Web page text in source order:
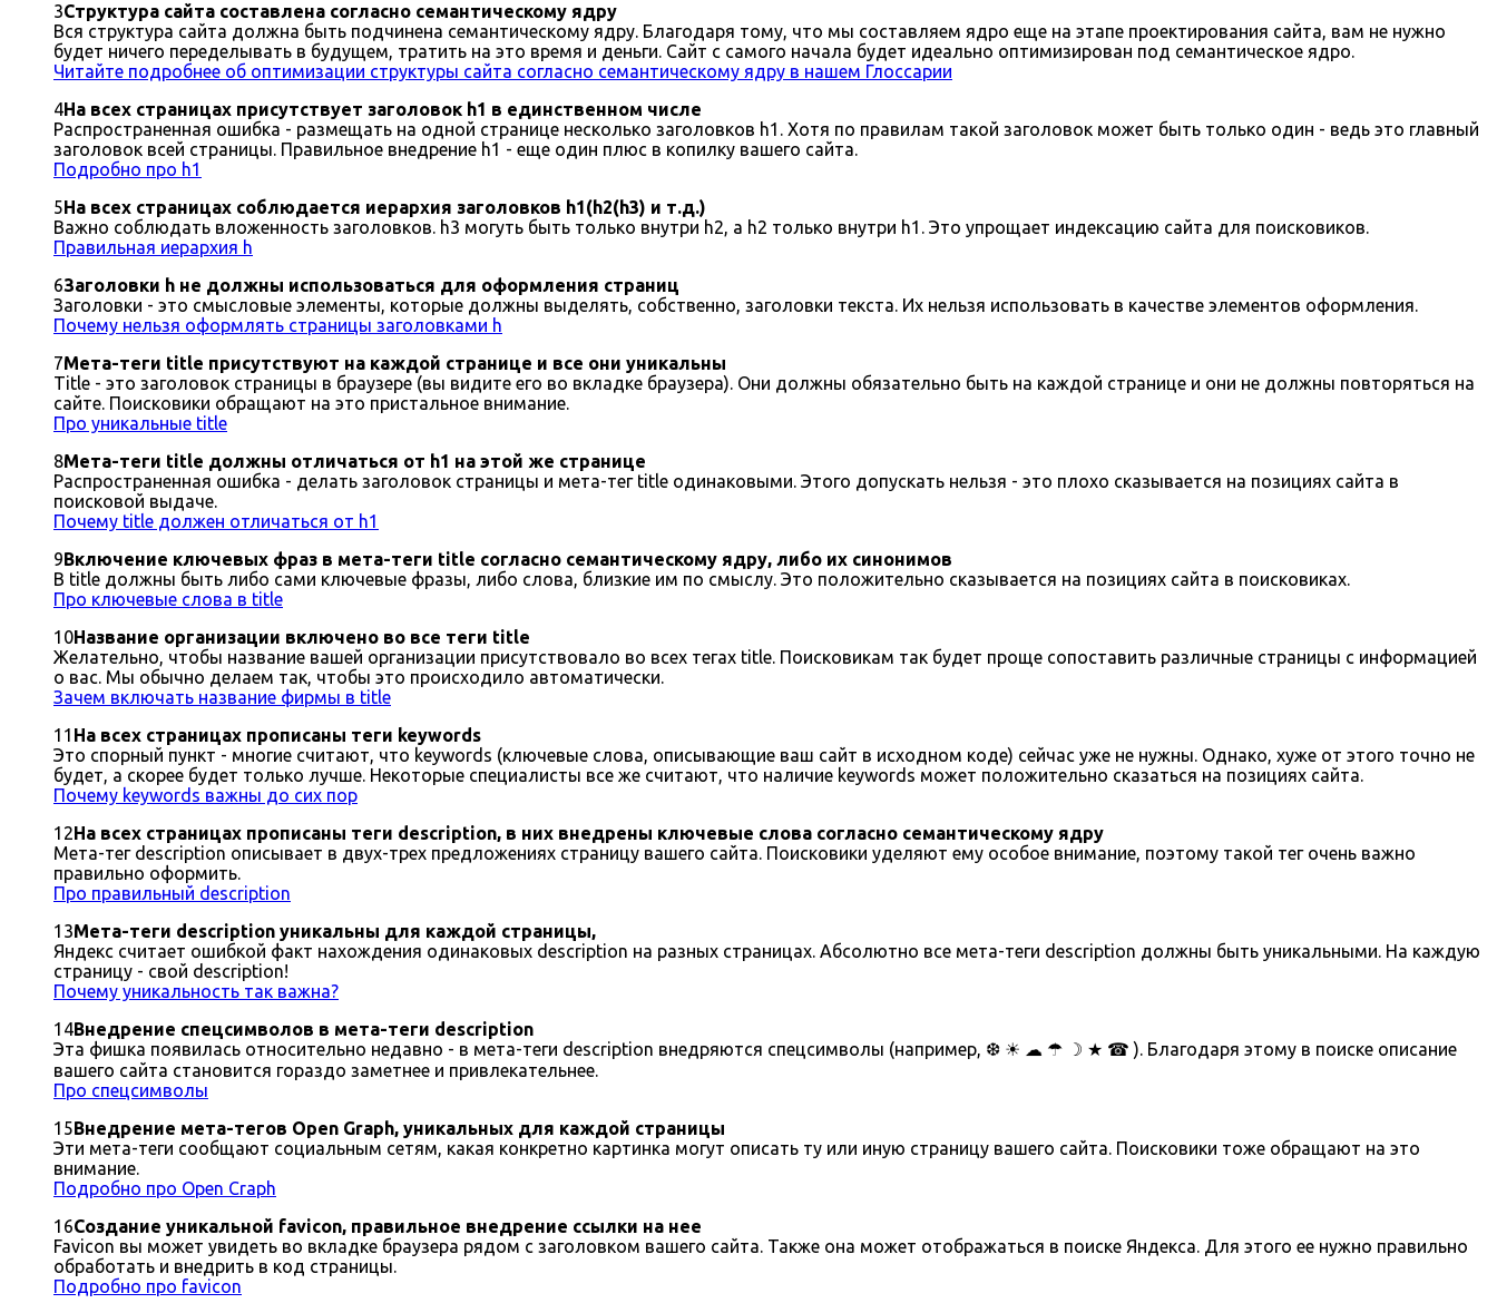
3Структура сайта составлена согласно семантическому ядру
Вся структура сайта должна быть подчинена семантическому ядру. Благодаря тому, что мы составляем ядро еще на этапе проектирования сайта, вам не нужно
будет ничего переделывать в будущем, тратить на это время и деньги. Сайт с самого начала будет идеально оптимизирован под семантическое ядро.
Читайте подробнее об оптимизации структуры сайта согласно семантическому ядру в нашем Глоссарии
4На всех страницах присутствует заголовок h1 в единственном числе
Распространенная ошибка - размещать на одной странице несколько заголовков h1. Хотя по правилам такой заголовок может быть только один - ведь это главный
заголовок всей страницы. Правильное внедрение h1 - еще один плюс в копилку вашего сайта.
Подробно про h1
5На всех страницах соблюдается иерархия заголовков h1(h2(h3) и т.д.)
Важно соблюдать вложенность заголовков. h3 могуть быть только внутри h2, а h2 только внутри h1. Это упрощает индексацию сайта для поисковиков.
Правильная иерархия h
6Заголовки h не должны использоваться для оформления страниц
Заголовки - это смысловые элементы, которые должны выделять, собственно, заголовки текста. Их нельзя использовать в качестве элементов оформления.
Почему нельзя оформлять страницы заголовками h
7Мета-теги title присутствуют на каждой странице и все они уникальны
Title - это заголовок страницы в браузере (вы видите его во вкладке браузера). Они должны обязательно быть на каждой странице и они не должны повторяться на
сайте. Поисковики обращают на это пристальное внимание.
Про уникальные title
8Мета-теги title должны отличаться от h1 на этой же странице
Распространенная ошибка - делать заголовок страницы и мета-тег title одинаковыми. Этого допускать нельзя - это плохо сказывается на позициях сайта в
поисковой выдаче.
Почему title должен отличаться от h1
9Включение ключевых фраз в мета-теги title согласно семантическому ядру, либо их синонимов
В title должны быть либо сами ключевые фразы, либо слова, близкие им по смыслу. Это положительно сказывается на позициях сайта в поисковиках.
Про ключевые слова в title
10Название организации включено во все теги title
Желательно, чтобы название вашей организации присутствовало во всех тегах title. Поисковикам так будет проще сопоставить различные страницы с информацией
о вас. Мы обычно делаем так, чтобы это происходило автоматически.
Зачем включать название фирмы в title
11 На всех страницах прописаны теги keywords
Это спорный пункт - многие считают, что keywords (ключевые слова, описывающие ваш сайт в исходном коде) сейчас уже не нужны. Однако, хуже от этого точно не
будет, а скорее будет только лучше. Некоторые специалисты все же считают, что наличие keywords может положительно сказаться на позициях сайта.
Почему keywords важны до сих пор
12На всех страницах прописаны теги description, в них внедрены ключевые слова согласно семантическому ядру
Мета-тег description описывает в двух-трех предложениях страницу вашего сайта. Поисковики уделяют ему особое внимание, поэтому такой тег очень важно
правильно оформить.
Про правильный description
13Мета-теги description уникальны для каждой страницы,
Яндекс считает ошибкой факт нахождения одинаковых description на разных страницах. Абсолютно все мета-теги description должны быть уникальными. На каждую
страницу - свой description!
Почему уникальность так важна?
14Внедрение спецсимволов в мета-теги description
Эта фишка появилась относительно недавно - в мета-теги description внедряются спецсимволы (например, ❆ ☀ ☁ ☂ ☽ ★ ☎ ). Благодаря этому в поиске описание
вашего сайта становится гораздо заметнее и привлекательнее.
Про спецсимволы
15Внедрение мета-тегов Open Graph, уникальных для каждой страницы
Эти мета-теги сообщают социальным сетям, какая конкретно картинка могут описать ту или иную страницу вашего сайта. Поисковики тоже обращают на это
внимание.
Подробно про Open Craph
16Создание уникальной favicon, правильное внедрение ссылки на нее
Favicon вы может увидеть во вкладке браузера рядом с заголовком вашего сайта. Также она может отображаться в поиске Яндекса. Для этого ее нужно правильно
обработать и внедрить в код страницы.
Подробно про favicon